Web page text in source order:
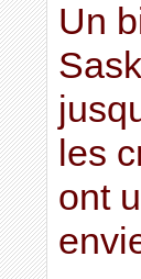
Un
les
ont